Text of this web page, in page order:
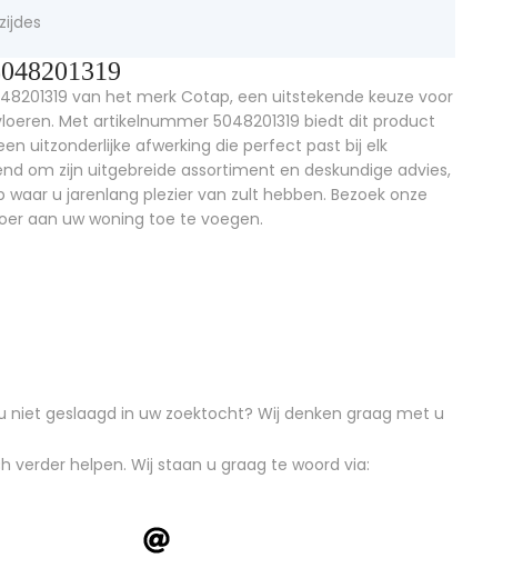
van het merk Cotap, een uitstekende keuze voor
Met artikelnummer 5048201319 biedt dit product
uitzonderlijke afwerking die perfect past bij elk
om zijn uitgebreide assortiment en deskundige advies,
u jarenlang plezier van zult hebben. Bezoek onze
aan uw woning toe te voegen.
niet geslaagd in uw zoektocht? Wij denken graag met u
verder helpen. Wij staan u graag te woord via: